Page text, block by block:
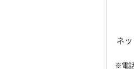
ネ
※電